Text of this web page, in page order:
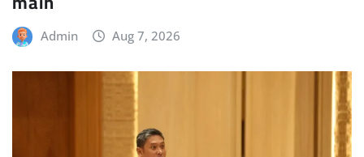
Admin Aug 7, 2026